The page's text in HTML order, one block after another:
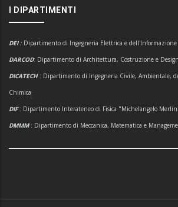
I DIPARTIMENTI
DEI : Dipartimento di Ingegneria Elettrica e dell'Informazione
DARCOD: Dipartimento di Architettura, Costruzione e Design
DICATECH : Dipartimento di Ingegneria Civile, Ambientale,
Chimica
DIF: Dipartimento Interateneo di Fisica "Michelangelo
DMMM: Dipartimento di Meccanica, Matematica e